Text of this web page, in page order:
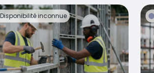
Disponibilité inconnue